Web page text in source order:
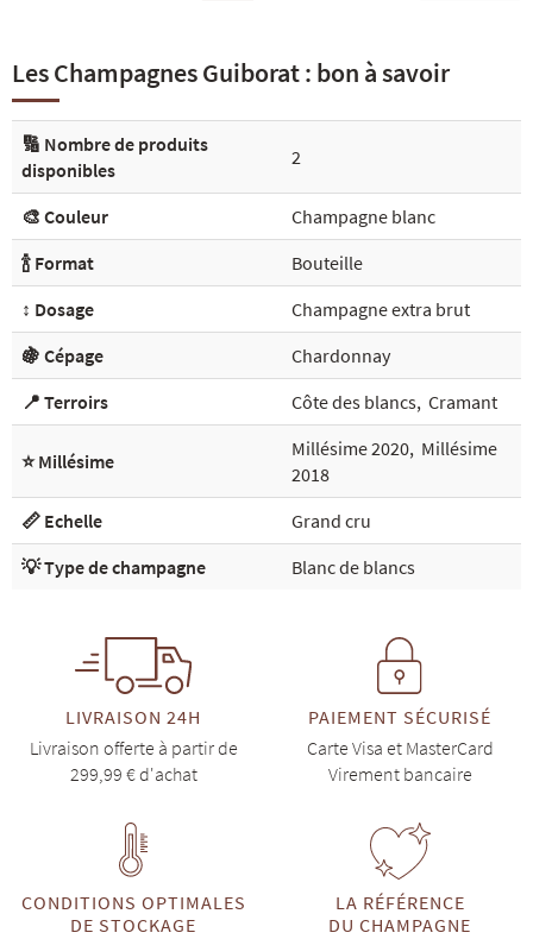
Les Champagnes Guiborat : bon à savoir
🔢 Nombre de produits
disponibles
2
🎨 Couleur
Champagne blanc
🍾 Format
Bouteille
↕️ Dosage
Champagne extra brut
🍇 Cépage
Chardonnay
📍 Terroirs
Côte des blancs, Cramant
⭐ Millésime
Millésime 2020, Millésime
2018
📏 Echelle
Grand cru
💡 Type de champagne
Blanc de blancs
LIVRAISON 24H
Livraison offerte à partir de
299,99 € d'achat
PAIEMENT SÉCURISÉ
Carte Visa et MasterCard
Virement bancaire
CONDITIONS OPTIMALES
DE STOCKAGE
LA RÉFÉRENCE
DU CHAMPAGNE